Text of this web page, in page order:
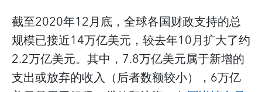
截至2020年12月底，全球各国财政支持的总
规模已接近14万亿美元，较去年10月扩大了约
2.2万亿美元。其中，7.8万亿美元属于新增的
支出或放弃的收入（后者数额较小），6万亿